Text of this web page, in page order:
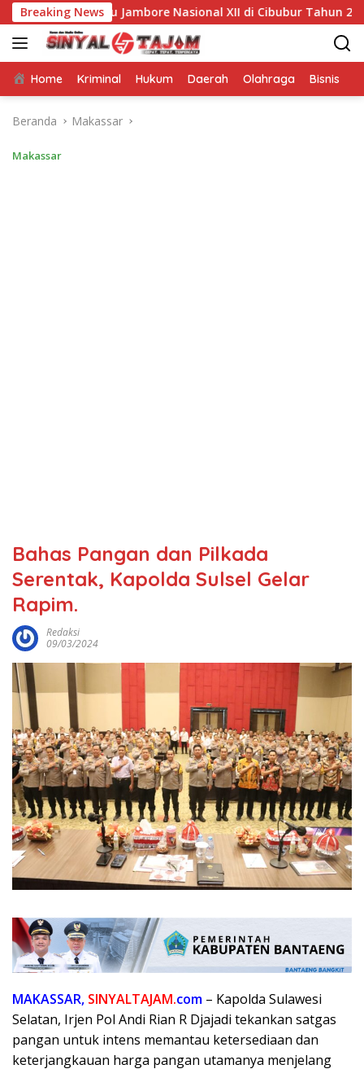
Langsung
ke
konten
Breaking News
Menuju Jambore Nasional XII di Cibubur Tahun 2026
Home Kriminal Hukum Daerah Olahraga Bisnis
Beranda Makassar
Makassar
Bahas Pangan dan Pilkada
Serentak, Kapolda Sulsel Gelar
Rapim.
Redaksi
09/03/2024
MAKASSAR, SINYALTAJAM.com – Kapolda Sulawesi
Selatan, Irjen Pol Andi Rian R Djajadi tekankan satgas
pangan untuk intens memantau ketersediaan dan
keterjangkauan harga pangan utamanya menjelang